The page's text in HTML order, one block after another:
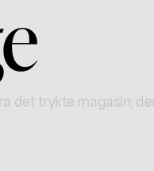
det trykte magasin;